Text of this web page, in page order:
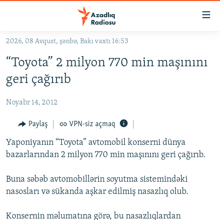
Əsas
qayıt
Əsas
naviqasiyaya
qayıt
#İZAHLA
KORRUPSIOMETR
#ƏSLINDƏ
FƏRQƏ BAX
QANUNI DOĞRU
ARAŞDIRMA
MULTIMEDIA
VIDEO
FOTOQALEREYA
RADIO ARXIV
OXU ZALI
HAQQIMIZDA
2026, 08 Avqust, şənbə, Bakı vaxtı 16:53
“Toyota” 2 milyon 770 min maşınını
geri çağırıb
Noyabr 14, 2012
Paylaş VPN-siz açmaq
Yaponiyanın “Toyota” avtomobil konserni dünya
bazarlarından 2 milyon 770 min maşınını geri çağırıb.
Buna səbəb avtomobillərin soyutma sistemindəki
nasosları və sükanda aşkar edilmiş nasazlıq olub.
Konsernin məlumatına görə, bu nasazlıqlardan